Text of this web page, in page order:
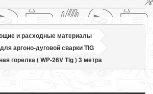
и расходные материалы
аргоно-дуговой сварки TIG
горелка ( WP-26V Tig ) 3 метра